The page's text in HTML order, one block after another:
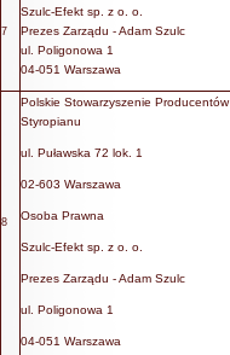
7
Szulc-Efekt sp. z o. o.
Prezes Zarządu - Adam Szulc
ul. Poligonowa 1
04-051 Warszawa
8
Polskie Stowarzyszenie Producentów
Styropianu
ul. Puławska 72 lok. 1
02-603 Warszawa
Osoba Prawna
Szulc-Efekt sp. z o. o.
Prezes Zarządu - Adam Szulc
ul. Poligonowa 1
04-051 Warszawa